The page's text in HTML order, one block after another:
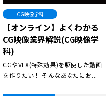
CG映像学科
【オンライン】よくわかる
CG映像業界解説(CG映像学
科)
CGやVFX(特殊効果)を駆使した動画
を作りたい！ そんなあなたにお...